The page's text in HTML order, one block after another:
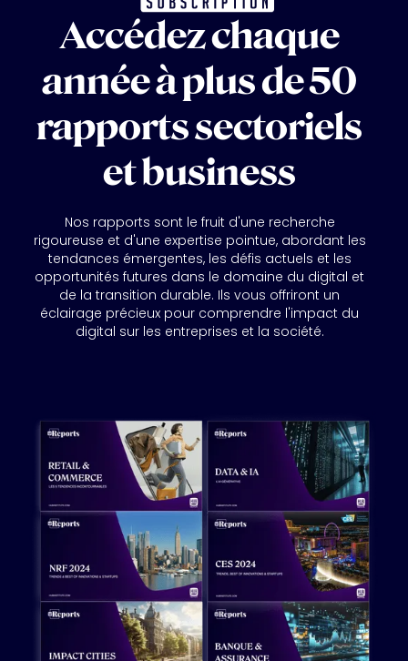
Accédez chaque
année à plus de 50
rapports sectoriels
et business
Nos rapports sont le fruit d'une recherche
rigoureuse et d'une expertise pointue, abordant les
tendances émergentes, les défis actuels et les
opportunités futures dans le domaine du digital et
de la transition durable. Ils vous offriront un
éclairage précieux pour comprendre l'impact du
digital sur les entreprises et la société.